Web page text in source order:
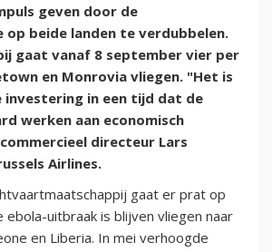
geven door de
beide landen te verdubbelen.
gaat vanaf 8 september vier per
en Monrovia vliegen. "Het is
investering in een tijd dat de
werken aan economisch
directeur Lars
Airlines.
gaat er prat op
uitbraak is blijven vliegen naar
en Liberia. In mei verhoogde